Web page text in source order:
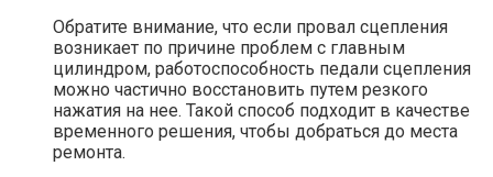
Обратите внимание, что если провал сцепления
возникает по причине проблем с главным
цилиндром, работоспособность педали сцепления
можно частично восстановить путем резкого
нажатия на нее. Такой способ подходит в качестве
временного решения, чтобы добраться до места
ремонта.